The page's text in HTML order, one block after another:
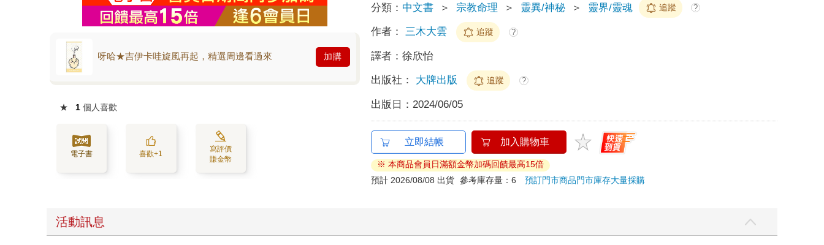
呀哈★吉伊卡哇旋風再起，精選周邊看過來 加購
★ 1 個人喜歡
電子書 喜歡+1
寫評價
賺金幣
分類： 中文書 ＞ 宗教命理 ＞ 靈異/神秘 ＞ 靈界/靈魂 追蹤 ?
作者： 三木大雲 追蹤 ?
譯者：徐欣怡
出版社： 大牌出版 追蹤 ?
出版日： 2024/06/05
立即結帳 加入購物車
※ 本商品會員日滿額金幣加碼回饋最高15倍
預計 2026/08/08 出貨 參考庫存量：6預訂門市商品門市庫存大量採購
活動訊息